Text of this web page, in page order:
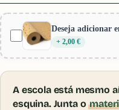
Deseja adicionar
+ 2,00 €
A escola está mesmo
esquina. Junta o